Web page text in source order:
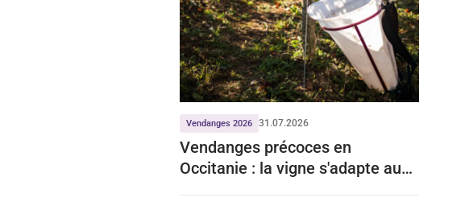
Vendanges 2026 31.07.2026
Vendanges précoces en
Occitanie : la vigne s'adapte aux